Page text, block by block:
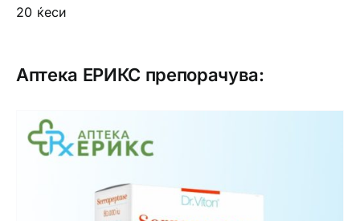
20 ќеси
Аптека ЕРИКС препорачува: